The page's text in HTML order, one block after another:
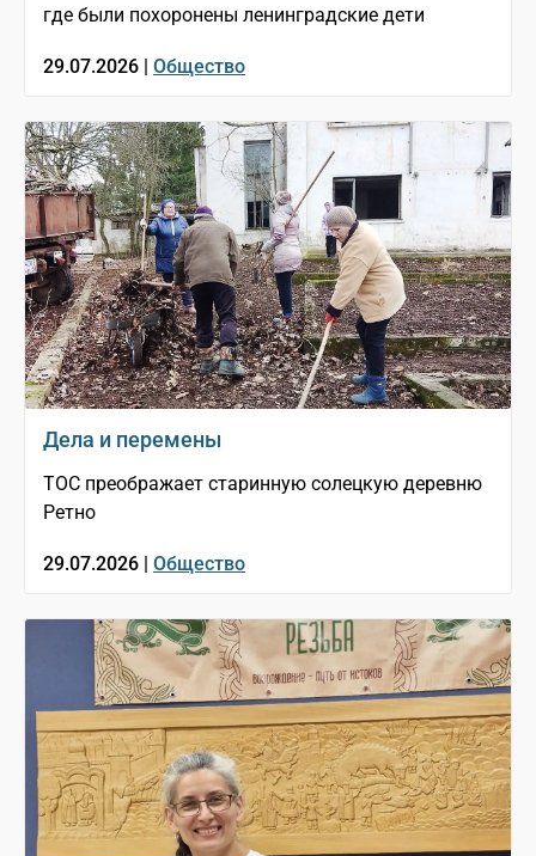
где были похоронены ленинградские дети
29.07.2026 | Общество
Дела и перемены
ТОС преображает старинную солецкую деревню
Ретно
29.07.2026 | Общество